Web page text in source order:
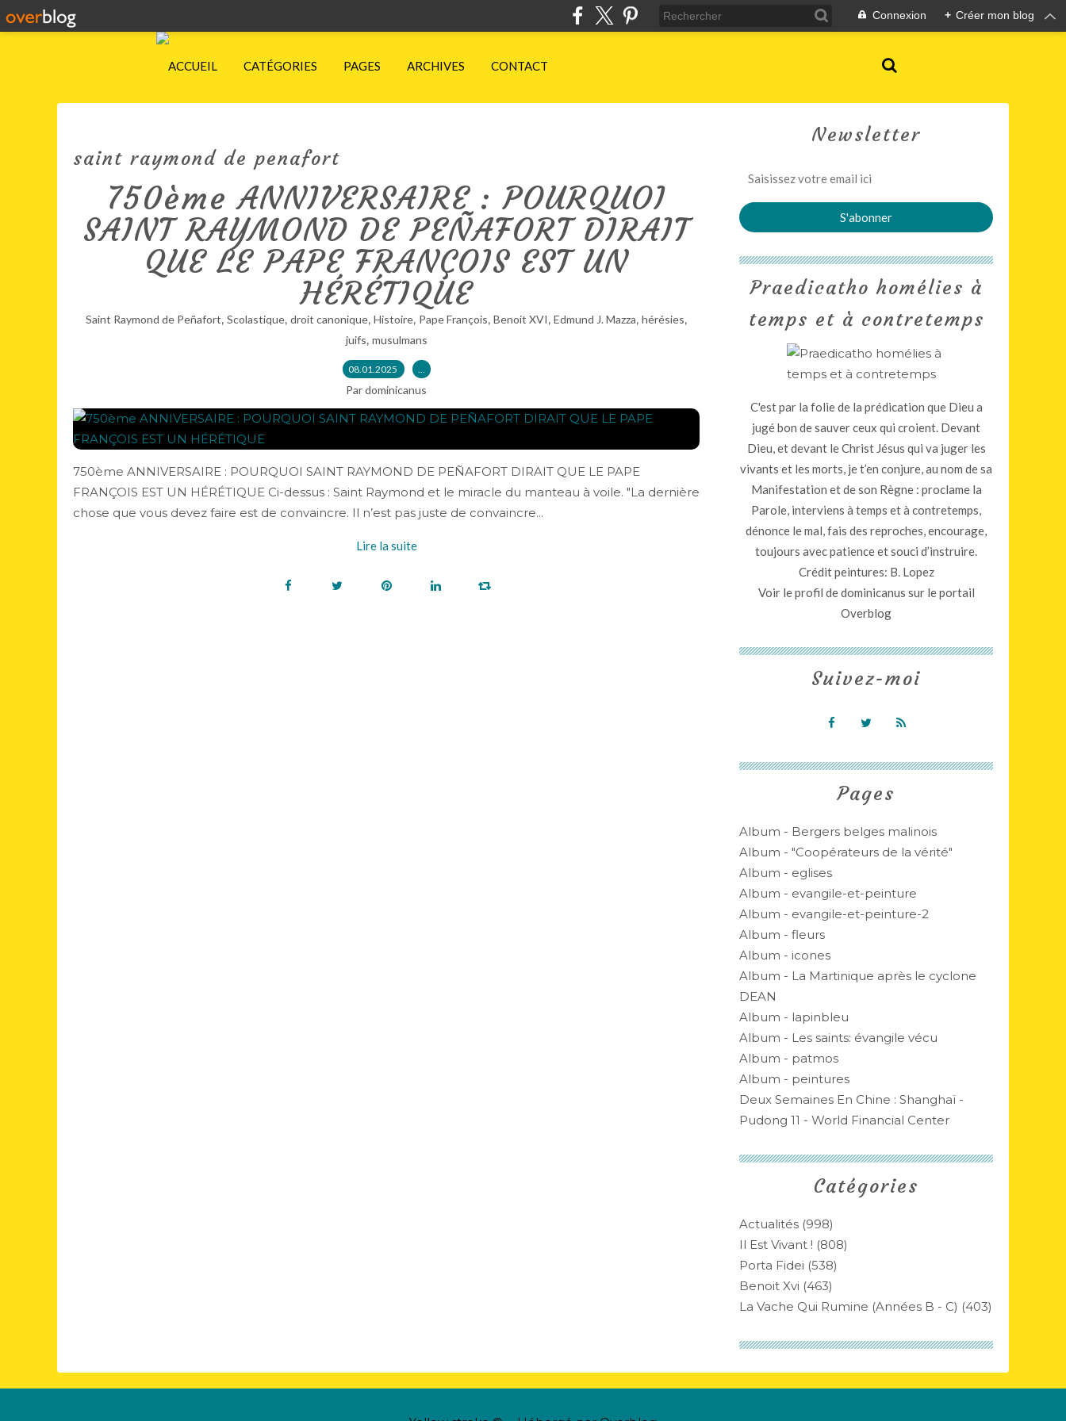
Connexion + Créer mon blog
ACCUEIL CATÉGORIES PAGES ARCHIVES CONTACT
saint raymond de penafort
750ème ANNIVERSAIRE : POURQUOI
SAINT RAYMOND DE PEÑAFORT DIRAIT
QUE LE PAPE FRANÇOIS EST UN
HÉRÉTIQUE
Saint Raymond de Peñafort, Scolastique, droit canonique, Histoire, Pape François, Benoit XVI, Edmund J. Mazza, hérésies,
juifs, musulmans
08.01.2025 …
Par dominicanus
750ème ANNIVERSAIRE : POURQUOI SAINT RAYMOND DE PEÑAFORT DIRAIT QUE LE PAPE
FRANÇOIS EST UN HÉRÉTIQUE Ci-dessus : Saint Raymond et le miracle du manteau à voile. "La dernière
chose que vous devez faire est de convaincre. Il n’est pas juste de convaincre...
Lire la suite
Newsletter
Catégories
Actualités (998)
Il Est Vivant ! (808)
Porta Fidei (538)
Benoit Xvi (463)
La Vache Qui Rumine (années B - C) (403)
Pages
Album - Bergers belges malinois
Album - "Coopérateurs de la vérité"
Album - eglises
Album - evangile-et-peinture
Album - evangile-et-peinture-2
Album - fleurs
Album - icones
Album - La Martinique après le cyclone
DEAN
Album - lapinbleu
Album - Les saints: évangile vécu
Album - patmos
Album - peintures
Deux Semaines En Chine : Shanghaï -
Pudong 11 - World Financial Center
Praedicatho homélies à
temps et à contretemps
C'est par la folie de la prédication que Dieu a
jugé bon de sauver ceux qui croient. Devant
Dieu, et devant le Christ Jésus qui va juger les
vivants et les morts, je t’en conjure, au nom de sa
Manifestation et de son Règne : proclame la
Parole, interviens à temps et à contretemps,
dénonce le mal, fais des reproches, encourage,
toujours avec patience et souci d’instruire.
Crédit peintures: B. Lopez
Voir le profil dedominicanus sur le portail
Overblog
Suivez-moi